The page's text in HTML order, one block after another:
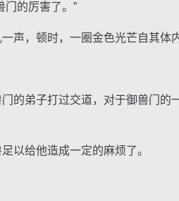
的厉害了。”
，顿时，一圈金色光芒自其体
弟子打过交道，对于御兽门的
给他造成一定的麻烦了。